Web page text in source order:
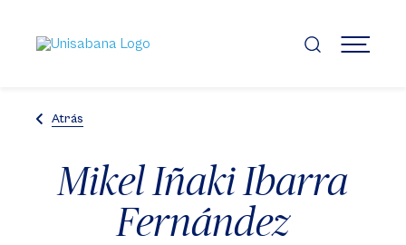
contenido
principal
MENÚ
Atrás
Mikel Iñaki Ibarra
Fernández